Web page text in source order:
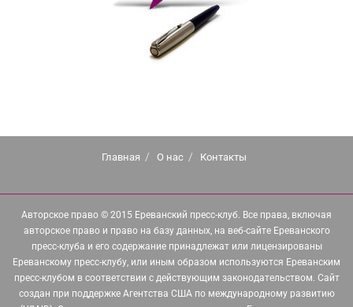
Главная О нас Контакты
Авторское право © 2015 Ереванский пресс-клуб. Все права, включая
авторское право и право на базу данных, на веб-сайте Ереванского
пресс-клуба и его содержание принадлежат или лицензированы
Ереванскому пресс-клубу, или иным образом используются Ереванским
пресс-клубом в соответствии с действующим законодательством. Сайт
создан при поддержке Агентства США по международному развитию